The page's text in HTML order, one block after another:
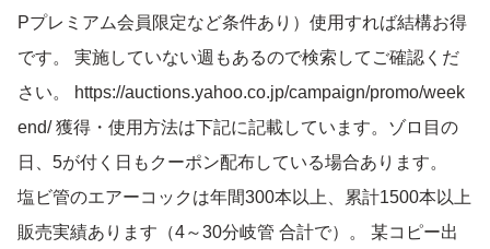
Pプレミアム会員限定など条件あり）使用すれば結構お得
です。 実施していない週もあるので検索してご確認くだ
さい。 https://auctions.yahoo.co.jp/campaign/promo/week
end/ 獲得・使用方法は下記に記載しています。ゾロ目の
日、5が付く日もクーポン配布している場合あります。
塩ビ管のエアーコックは年間300本以上、累計1500本以上
販売実績あります（4～30分岐管 合計で）。 某コピー出